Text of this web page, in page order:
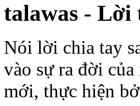
talawas - Lời
Nói lời chia tay
vào sự ra đời
mới, thực hiện